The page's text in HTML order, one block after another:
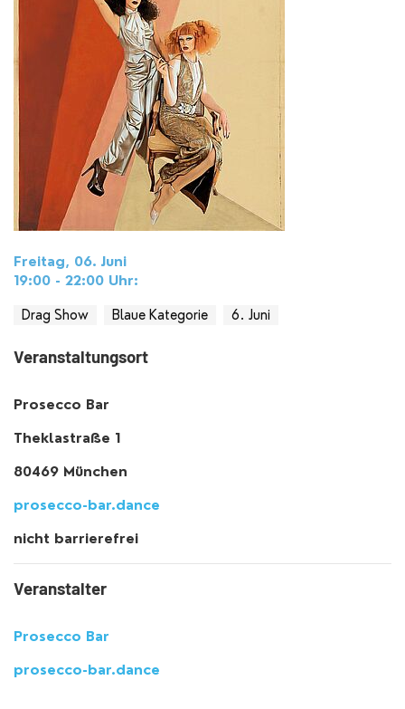
Freitag, 06. Juni
19:00 - 22:00 Uhr:
Drag Show Blaue Kategorie 6. Juni
Veranstaltungsort
Prosecco Bar
Theklastraße 1
80469 München
prosecco-bar.dance
nicht barrierefrei
Veranstalter
Prosecco Bar
prosecco-bar.dance